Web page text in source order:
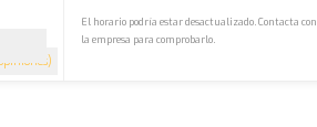
El horario podría estar desactualizado. Contacta con
la empresa para comprobarlo.